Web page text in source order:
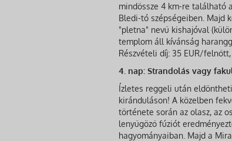
mindössze 4 km-re található
Bledi-tó szépségeiben. Majd
"pletna" nevű kishajóval
templom áll kívánság
Részvételi díj: 35 EUR/
4. nap: Strandolás vagy
Ízletes reggeli után
kiránduláson! A közelben
története során az olasz, az
lenyűgöző fúziót
hagyományaiban. Majd a